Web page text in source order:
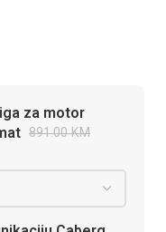
za motor
891.00KM